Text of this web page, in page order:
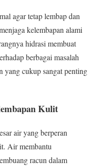
agar tetap lembap dan
kelembapan alami
hidrasi membuat
berbagai masalah
yang cukup sangat penting
Kulit
air yang berperan
Air membantu
racun dalam